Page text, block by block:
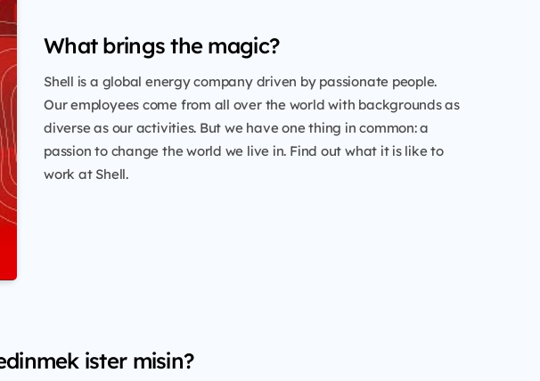
What brings the magic?
Shell is a global energy company driven by passionate people.
Our employees come from all over the world with backgrounds as
diverse as our activities. But we have one thing in common: a
passion to change the world we live in. Find out what it is like to
work at Shell.
ister misin?